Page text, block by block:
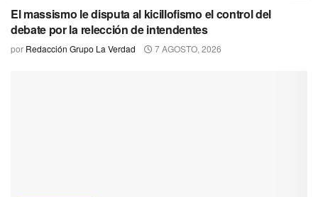
El massismo le disputa al kicillofismo el control del
debate por la relección de intendentes
por Redacción Grupo La Verdad 7 AGOSTO, 2026